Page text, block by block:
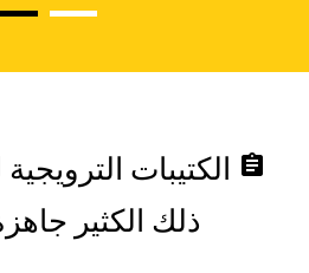
assignment الكتيبات
ذلك الكثير